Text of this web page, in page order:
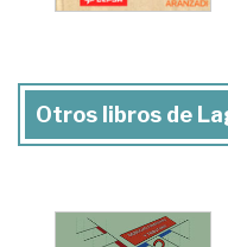
Otros libros de